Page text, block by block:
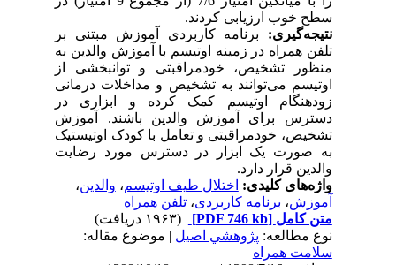
سطح خوب ارزیابی کردند.
نتیجه‌گیری:برنامه کاربردی آموزش مبتنی بر
تلفن همراه در زمینه اوتیسم با آموزش والدین به
منظور تشخیص، خودمراقبتی و توانبخشی از
اوتیسم می‌توانند به تشخیص و مداخلات درمانی
زودهنگام اوتیسم کمک کرده و ابزاری در
دسترس برای آموزش والدین باشند. آموزش
تشخیص، خودمراقبتی و تعامل با کودک اوتیستیک
به صورت یک ابزار در دسترس مورد رضایت
والدین قرار دارد.
واژه‌های کلیدی:اختلال طیف اوتیسم،والدین،
آموزش،برنامه کاربردی،تلفن همراه
متن کامل[PDF 746 kb]
نوع مطالعه:پژوهشي اصیل| موضوع مقاله:
سلامت همراه